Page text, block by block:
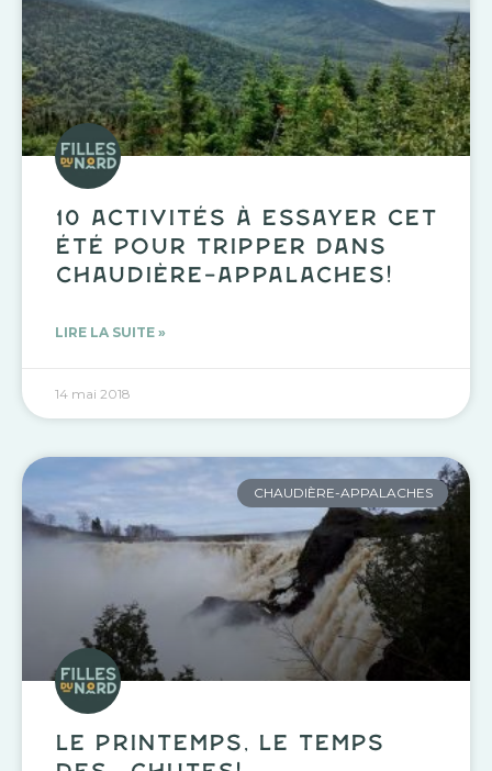
10 activités à essayer cet
été pour tripper dans
Chaudière-Appalaches!
LIRE LA SUITE »
14 mai 2018
CHAUDIÈRE-APPALACHES
Le printemps, le temps